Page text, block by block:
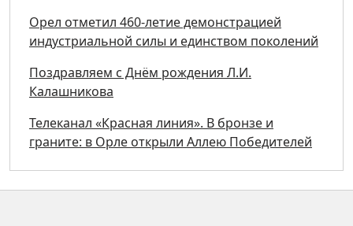
Орел отметил 460-летие демонстрацией
индустриальной силы и единством поколений
Поздравляем с Днём рождения Л.И.
Калашникова
Телеканал «Красная линия». В бронзе и
граните: в Орле открыли Аллею Победителей